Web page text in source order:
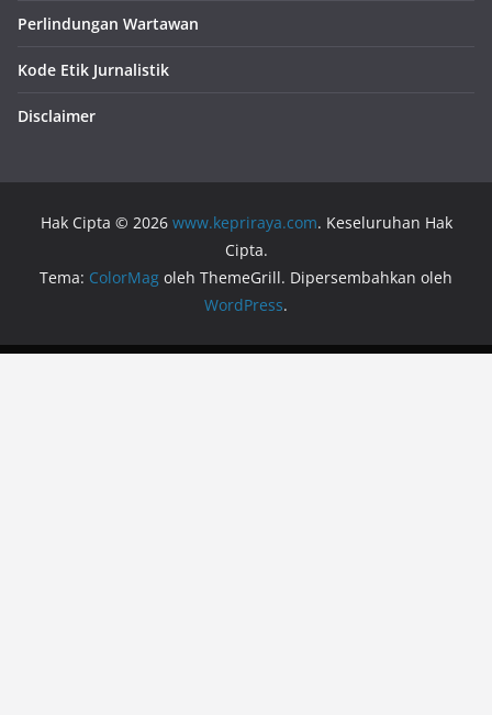
Perlindungan Wartawan
Kode Etik Jurnalistik
Disclaimer
Hak Cipta © 2026 www.kepriraya.com. Keseluruhan Hak
Cipta.
Tema: ColorMag oleh ThemeGrill. Dipersembahkan oleh
WordPress.